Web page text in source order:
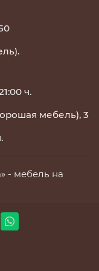
ч.
мебель), 3
- мебель на